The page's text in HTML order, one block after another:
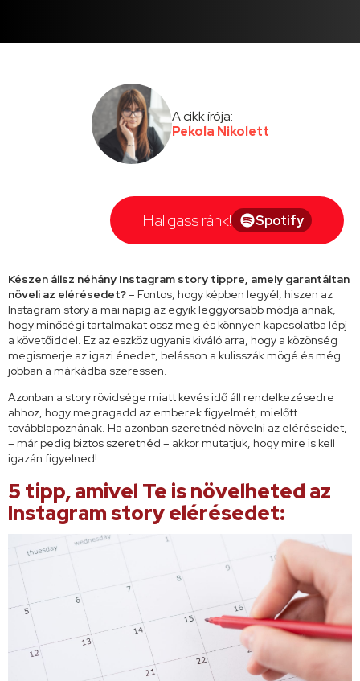
A cikk írója:
Pekola Nikolett
Hallgass ránk! Spotify
Készen állsz néhány Instagram story tippre, amely garantáltan
növeli az elérésedet?– Fontos, hogy képben legyél, hiszen az
Instagram story a mai napig az egyik leggyorsabb módja annak,
hogy minőségi tartalmakat ossz meg és könnyen kapcsolatba lépj
a követőiddel. Ez az eszköz ugyanis kiváló arra, hogy a közönség
megismerje az igazi énedet, belásson a kulisszák mögé és még
jobban a márkádba szeressen.
Azonban a story rövidsége miatt kevés idő áll rendelkezésedre
ahhoz, hogy megragadd az emberek figyelmét, mielőtt
továbblapoznának. Ha azonban szeretnéd növelni az eléréseidet,
– már pedig biztos szeretnéd – akkor mutatjuk, hogy mire is kell
igazán figyelned!
5 tipp, amivel Te is növelheted az
Instagram story elérésedet: